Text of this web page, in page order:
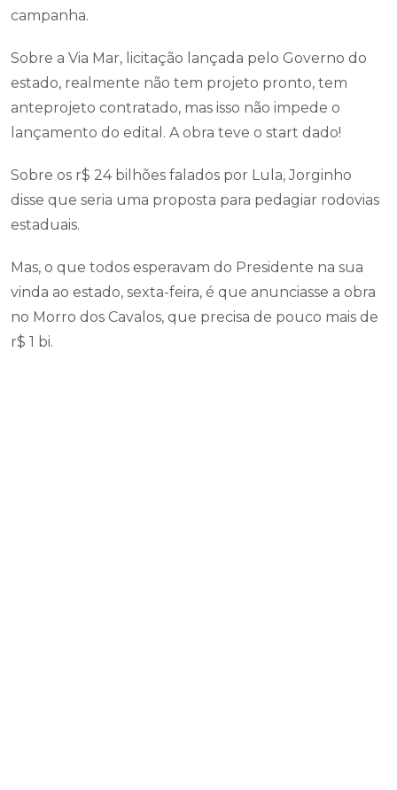
campanha.
Sobre a Via Mar, licitação lançada pelo Governo do
estado, realmente não tem projeto pronto, tem
anteprojeto contratado, mas isso não impede o
lançamento do edital. A obra teve o start dado!
Sobre os r$ 24 bilhões falados por Lula, Jorginho
disse que seria uma proposta para pedagiar rodovias
estaduais.
Mas, o que todos esperavam do Presidente na sua
vinda ao estado, sexta-feira, é que anunciasse a obra
no Morro dos Cavalos, que precisa de pouco mais de
r$ 1 bi.